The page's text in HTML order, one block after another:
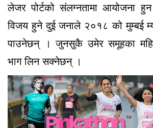
लेजर पोर्टको संलग्नतामा आयोजना
विजय हुने दुई जनाले २०१८ को मुम्बई
पाउनेछन् । जुनसुकै उमेर समूहका
भाग लिन सक्नेछन् ।